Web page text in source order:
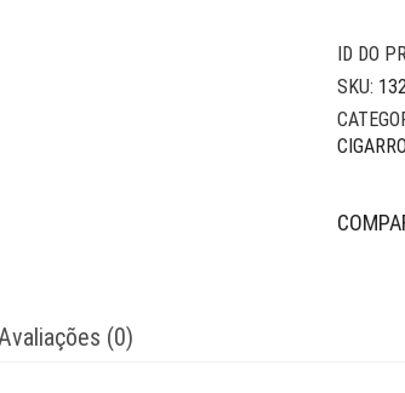
ID DO
SKU:
(0)